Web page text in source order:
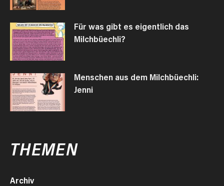
Für was gibt es eigentlich das
Milchbüechli?
Menschen aus dem Milchbüechli:
Jenni
THEMEN
Archiv